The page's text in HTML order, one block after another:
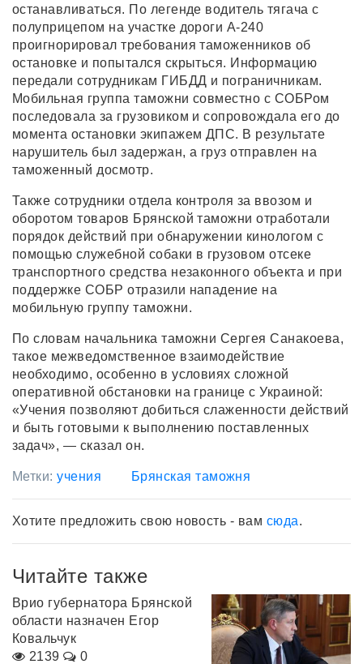
останавливаться. По легенде водитель тягача с
полуприцепом на участке дороги А-240
проигнорировал требования таможенников об
остановке и попытался скрыться. Информацию
передали сотрудникам ГИБДД и пограничникам.
Мобильная группа таможни совместно с СОБРом
последовала за грузовиком и сопровождала его до
момента остановки экипажем ДПС. В результате
нарушитель был задержан, а груз отправлен на
таможенный досмотр.
Также сотрудники отдела контроля за ввозом и
оборотом товаров Брянской таможни отработали
порядок действий при обнаружении кинологом с
помощью служебной собаки в грузовом отсеке
транспортного средства незаконного объекта и при
поддержке СОБР отразили нападение на
мобильную группу таможни.
По словам начальника таможни Сергея Санакоева,
такое межведомственное взаимодействие
необходимо, особенно в условиях сложной
оперативной обстановки на границе с Украиной:
«Учения позволяют добиться слаженности действий
и быть готовыми к выполнению поставленных
задач», — сказал он.
Метки:учения Брянская таможня
Хотите предложить свою новость - вам сюда.
Читайте также
Врио губернатора Брянской
области назначен Егор
Ковальчук
2139
0